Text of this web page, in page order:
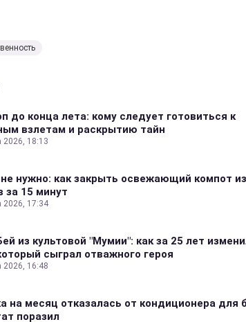
до конца лета: кому следует готовиться к
взлетам и раскрытию тайн
2026, 18:13
нужно: как закрыть освежающий компот
за 15 минут
2026, 17:34
из культовой "Мумии": как за 25 лет
сыграл отважного героя
2026, 16:48
на месяц отказалась от кондиционера для
поразил